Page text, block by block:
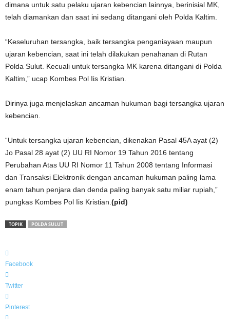
dimana untuk satu pelaku ujaran kebencian lainnya, berinisial MK,
telah diamankan dan saat ini sedang ditangani oleh Polda Kaltim.
“Keseluruhan tersangka, baik tersangka penganiayaan maupun
ujaran kebencian, saat ini telah dilakukan penahanan di Rutan
Polda Sulut. Kecuali untuk tersangka MK karena ditangani di Polda
Kaltim,” ucap Kombes Pol Iis Kristian.
Dirinya juga menjelaskan ancaman hukuman bagi tersangka ujaran
kebencian.
“Untuk tersangka ujaran kebencian, dikenakan Pasal 45A ayat (2)
Jo Pasal 28 ayat (2) UU RI Nomor 19 Tahun 2016 tentang
Perubahan Atas UU RI Nomor 11 Tahun 2008 tentang Informasi
dan Transaksi Elektronik dengan ancaman hukuman paling lama
enam tahun penjara dan denda paling banyak satu miliar rupiah,”
pungkas Kombes Pol Iis Kristian. (pid)
TOPIK POLDA SULUT
Facebook
Twitter
Pinterest